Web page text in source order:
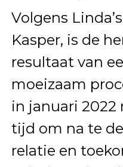
Volgens
Kasper, is de
resultaat van
moeizaam
in januari 2022
tijd om na te
relatie en